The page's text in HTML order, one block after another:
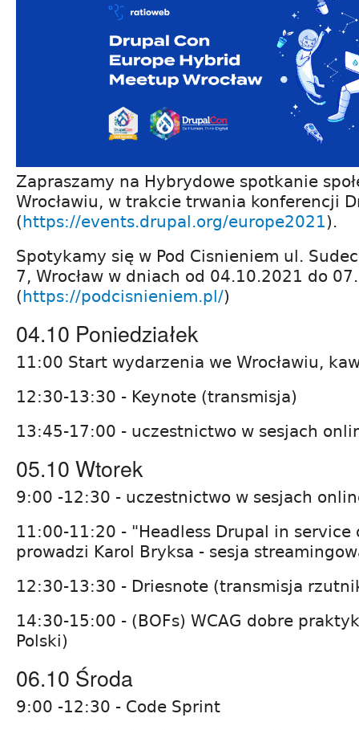
Zapraszamy na Hybrydowe spotkanie
Wrocławiu, w trakcie trwania konferencji
(https://events.drupal.org/europe2021).
Spotykamy się w Pod Cisnieniem ul.
7, Wrocław w dniach od 04.10.2021 do
(https://podcisnieniem.pl/)
04.10 Poniedziałek
11:00 Start wydarzenia we Wrocławiu,
12:30-13:30 - Keynote (transmisja)
13:45-17:00 - uczestnictwo w sesjach
05.10 Wtorek
9:00 -12:30 - uczestnictwo w sesjach
11:00-11:20 - "Headless Drupal in service
prowadzi Karol Bryksa - sesja
12:30-13:30 - Driesnote (transmisja
14:30-15:00 - (BOFs) WCAG dobre
Polski)
06.10 Środa
9:00 -12:30 - Code Sprint